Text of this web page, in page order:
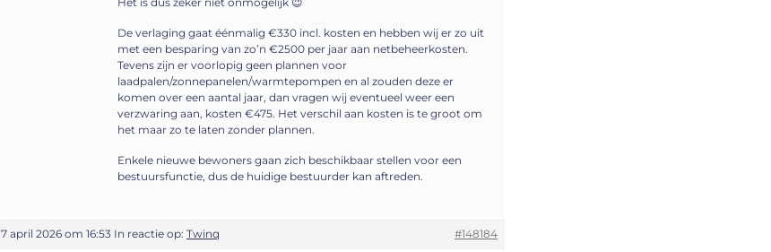
De verlaging gaat éénmalig €330 incl. kosten en hebben wij er zo uit
met een besparing van zo’n €2500 per jaar aan netbeheerkosten.
Tevens zijn er voorlopig geen plannen voor
laadpalen/zonnepanelen/warmtepompen en al zouden deze er
komen over een aantal jaar, dan vragen wij eventueel weer een
verzwaring aan, kosten €475. Het verschil aan kosten is te groot om
het maar zo te laten zonder plannen.
Enkele nieuwe bewoners gaan zich beschikbaar stellen voor een
bestuursfunctie, dus de huidige bestuurder kan aftreden.
7 april 2026 om 16:53 In reactie op: Twinq #148184